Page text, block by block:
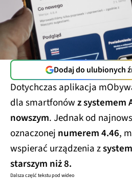
Dodaj do ulubionych
Dotychczas aplikacja
dla smartfonów z systemem
nowszym. Jednak od
oznaczonej numerem 4.46,
wspierać urządzenia z
starszym niż 8.
Dalsza część tekstu pod wideo